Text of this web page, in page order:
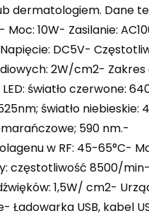
dermatologiem. Dane
Moc: 10W- Zasilanie:
DC5V-
2W/cm2- Zakres
światło czerwone:
światło niebieskie:
590 nm.-
w RF: 45-65°C-
częstotliwość 8500/min-
1,5W/ cm2-
Ładowarka USB, kabel